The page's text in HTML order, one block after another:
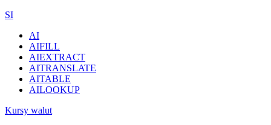
SI
AI
AIFILL
AIEXTRACT
AITRANSLATE
AITABLE
AILOOKUP
Kursy walut